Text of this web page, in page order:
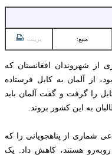
منبع: پرینت
از شهروندان افغانستان که
از آلمان به کابل فرستاده
را گرفت و گفت آلمان باید
به این کشور بروند.
شماری از پناهجویانی را که
روبه‌رو هستند، کاهش داد. یک